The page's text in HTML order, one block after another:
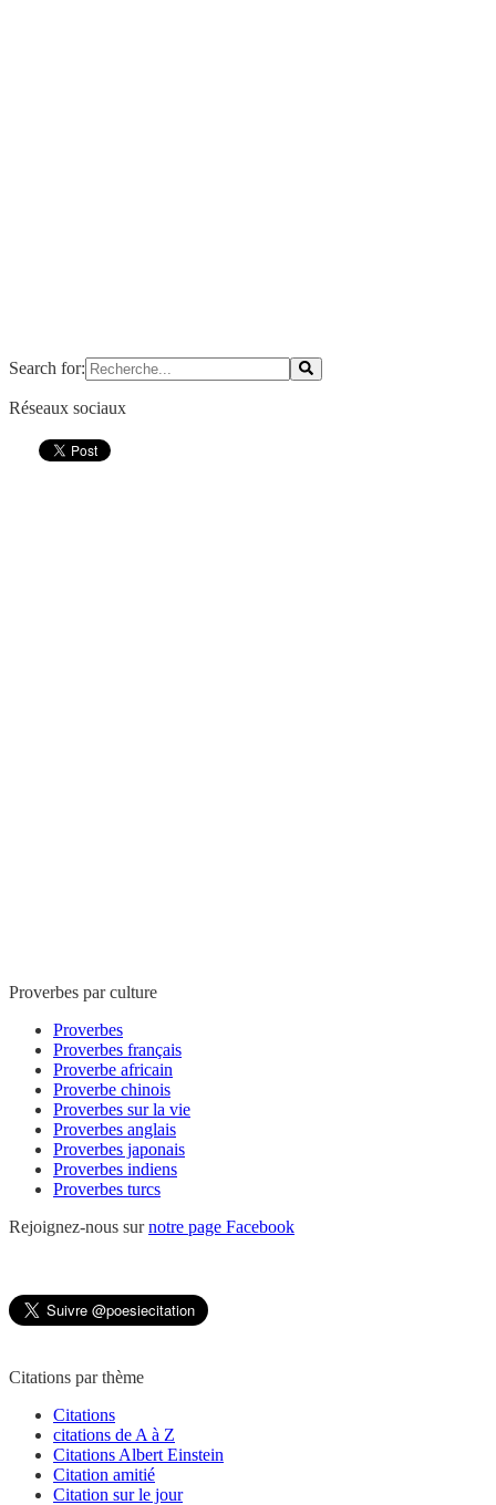
Search for:
Réseaux sociaux
Proverbes par culture
Proverbes
Proverbes français
Proverbe africain
Proverbe chinois
Proverbes sur la vie
Proverbes anglais
Proverbes japonais
Proverbes indiens
Proverbes turcs
Rejoignez-nous surnotre page Facebook
Citations par thème
Citations
citations de A à Z
Citations Albert Einstein
Citation amitié
Citation sur le jour